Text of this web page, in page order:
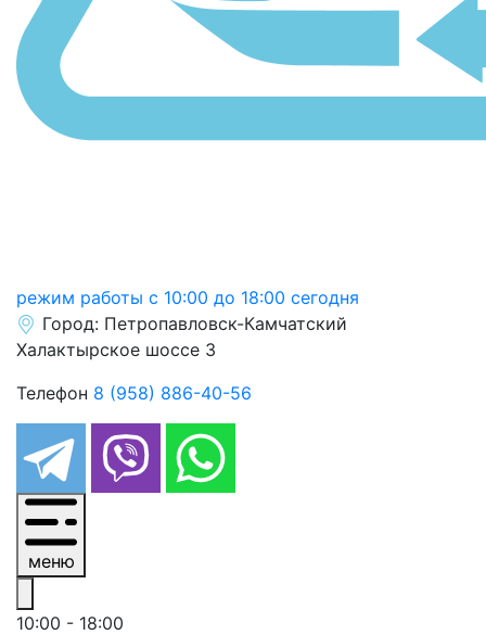
режим работы с 10:00 до 18:00 сегодня
Город: Петропавловск-Камчатский
Халактырское шоссе 3
Телефон 8 (958) 886-40-56
меню
10:00 - 18:00